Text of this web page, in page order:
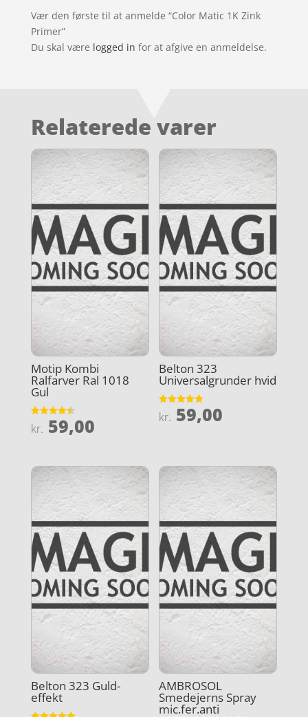
Vær den første til at anmelde “Color Matic 1K Zink
Primer”
Du skal være logged in for at afgive en anmeldelse.
Relaterede varer
Motip Kombi
Ralfarver Ral 1018
Gul
Vurderet
4.5
kr. 59,00
Belton 323
Universalgrunder hvid
Vurderet
4.9
kr. 59,00
Belton 323 Guld-
effekt
AMBROSOL
Smedejerns Spray
mic.fer.anti